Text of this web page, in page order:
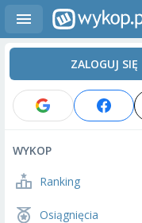
ZALOGUJ SIĘ
WYKOP
Ranking
Osiągnięcia